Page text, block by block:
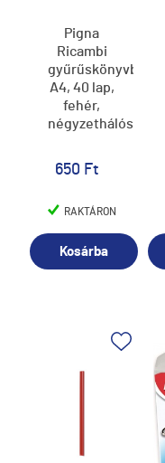
Pigna
Ricambi
gyűrűskönyvbetét
A4, 40 lap,
fehér,
négyzethálós
650 Ft
RAKTÁRON
Kosárba